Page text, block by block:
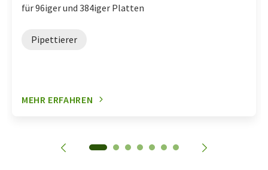
für 96iger und 384iger Platten
Pipettierer
MEHR ERFAHREN